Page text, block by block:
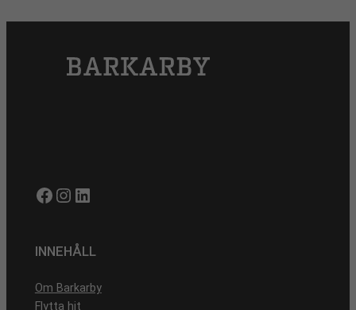
Facebook Instagram LinkedIn
INNEHÅLL
Om Barkarby
Flytta hit